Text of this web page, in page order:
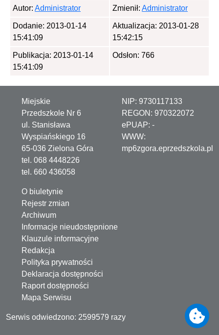
Autor: Administrator Zmienił: Administrator
Dodanie: 2013-01-14
15:41:09
Aktualizacja: 2013-01-28
15:42:15
Publikacja: 2013-01-14
15:41:09
Odsłon: 766
Miejskie
Przedszkole Nr 6
ul. Stanisława
Wyspiańskiego 16
65-036 Zielona Góra
tel. 068 4448226
tel. 660 436058
NIP: 9730117133
REGON: 970322072
ePUAP: -
WWW:
mp6zgora.eprzedszkola.pl
O biuletynie
Rejestr zmian
Archiwum
Informacje nieudostępnione
Klauzule informacyjne
Redakcja
Polityka prywatności
Deklaracja dostępności
Raport dostępności
Mapa Serwisu
Serwis odwiedzono: 2599579 razy